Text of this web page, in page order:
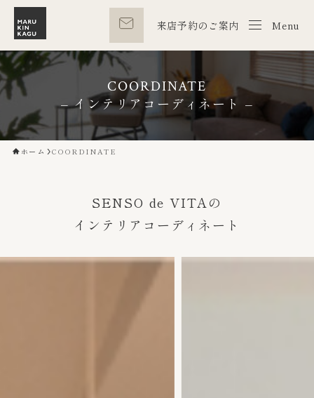
来店予約のご案内 Menu
COORDINATE
– インテリアコーディネート –
ホーム COORDINATE
SENSO de VITAの
インテリアコーディネート